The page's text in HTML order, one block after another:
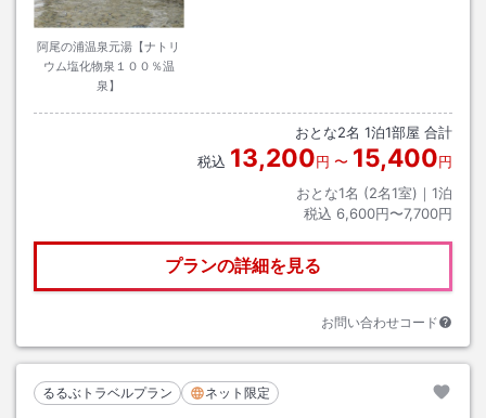
阿尾の浦温泉元湯【ナトリ
ウム塩化物泉１００％温
泉】
おとな2名 1泊1部屋 合計
税込 13,200円 〜 15,400円
おとな1名 (2名1室)｜ 1泊
税込 6,600円〜7,700円
プランの詳細を見る
お問い合わせコード
るるぶトラベルプラン ネット限定